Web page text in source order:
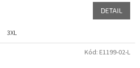
DETAIL
3XL
Kód: E1199-02-L